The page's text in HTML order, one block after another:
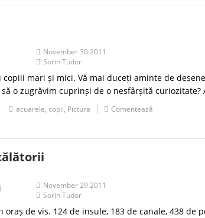
November 30 2011
Sorin Tudor
mari și mici. Vă mai duceți aminte de
o zugrăvim cuprinși de o nesfârșită curiozitate?
acuarele, copii, Pictura Comentează
November 29 2011
Sorin Tudor
de vis. 124 de insule, 183 de canale, 438 de